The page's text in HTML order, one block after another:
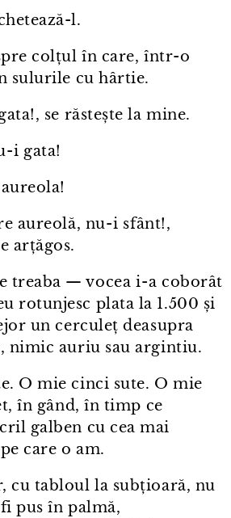
l.
colțul în care, într⁠-⁠o
sulurile cu hârtie.
se răstește la mine.
⁠i gata!
aureolă, nu⁠-⁠i sfânt!,
arțăgos.
treaba — vocea i⁠-⁠a coborât
rotunjesc plata la 1.500 și
un cerculeț deasupra
nimic auriu sau argintiu.
O mie cinci sute. O mie
în gând, în timp ce
galben cu cea mai
care o am.
cu tabloul la subțioară, nu
pus în palmă,